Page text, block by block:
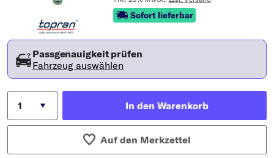
Sofort lieferbar
Passgenauigkeit prüfen
Fahrzeug auswählen
In den Warenkorb
Auf den Merkzettel